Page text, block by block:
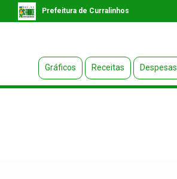
Prefeitura de Curralinhos
Gráficos Receitas Despesas